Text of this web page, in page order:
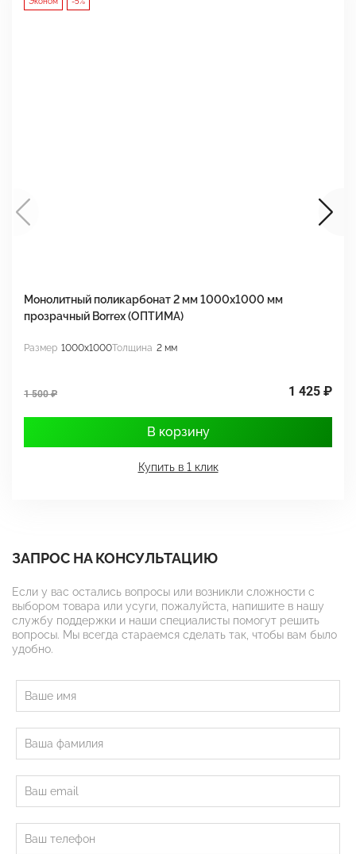
Монолитный поликарбонат 2 мм 1000x1000 мм
прозрачный Borrex (ОПТИМА)
Размер 1000x1000Толщина 2 мм
1 500 ₽ 1 425 ₽
В корзину
Купить в 1 клик
ЗАПРОС НА КОНСУЛЬТАЦИЮ
Если у вас остались вопросы или возникли сложности с
выбором товара или усуги, пожалуйста, напишите в нашу
службу поддержки и наши специалисты помогут решить
вопросы. Мы всегда стараемся сделать так, чтобы вам было
удобно.